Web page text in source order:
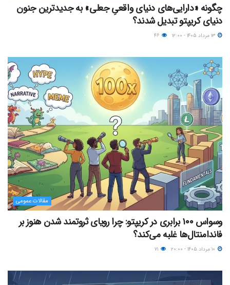
چگونه «دارایی‌های دنیای واقعیِ جعلی» به جدیدترین جنون
دنیای کریپتو تبدیل شدند؟
مقالات عمومی
وسواس ۱۰۰ برابری در کریپتو: چرا رویای ثروتمند شدن هنوز بر
فاندامنتال‌ها غلبه می‌کند؟